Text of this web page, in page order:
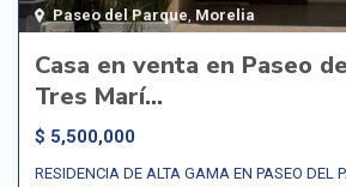
Paseo del Parque Morelia
Casa en venta en Paseo
Tres Marí...
$ 5,500,000
RESIDENCIA DE ALTA GAMA EN PASEO DEL